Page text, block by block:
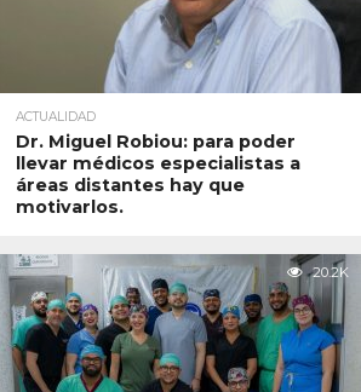
ACTUALIDAD
Dr. Miguel Robiou: para poder
llevar médicos especialistas a
áreas distantes hay que
motivarlos.
20.2K